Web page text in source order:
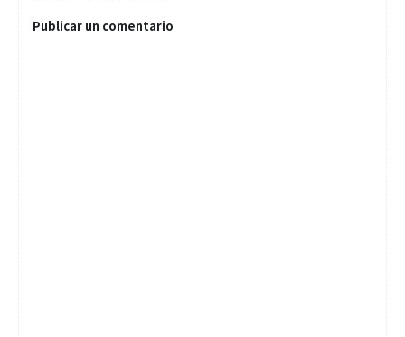
Publicar un comentario